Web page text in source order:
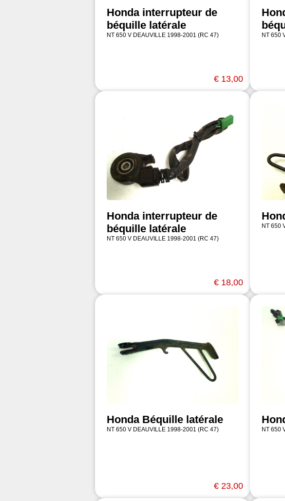
Honda interrupteur de
béquille latérale
NT 650 V DEAUVILLE 1998-2001 (RC 47)
€ 13,00
NT 650
Honda interrupteur de
béquille latérale
NT 650 V DEAUVILLE 1998-2001 (RC 47)
€ 18,00
NT 650
Honda Béquille latérale
NT 650 V DEAUVILLE 1998-2001 (RC 47)
€ 23,00
NT 650